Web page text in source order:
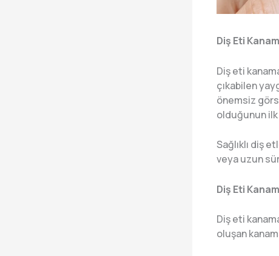
Diş Eti
Diş eti
çıkabilen
önemsiz
olduğunun
Sağlıklı diş
veya uzun
Diş Eti
Diş eti
oluşan